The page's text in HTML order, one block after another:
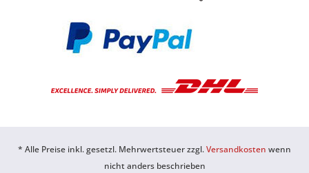
* Alle Preise inkl. gesetzl. Mehrwertsteuer zzgl.Versandkosten wenn
nicht anders beschrieben